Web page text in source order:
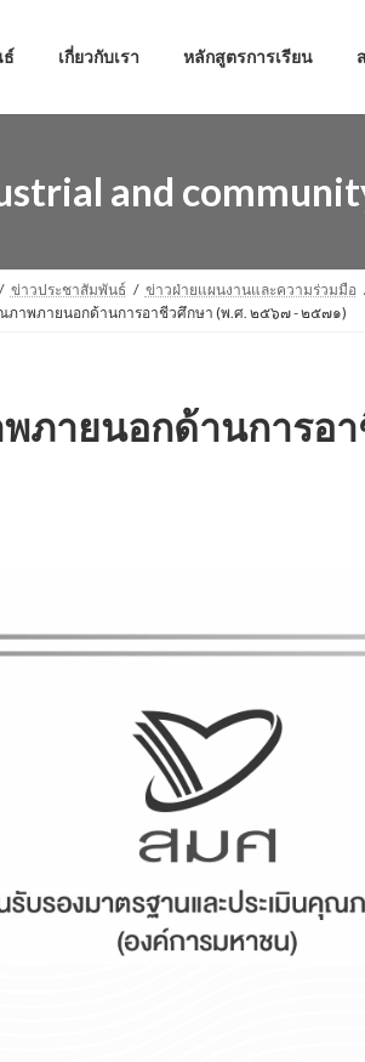
ธ์ เกี่ยวกับเรา หลักสูตรการเรียน
and
ข่าวประชาสัมพันธ์ ข่าวฝ่ายแผนงานและความร่วมมือ
ภาพภายนอกด้านการอาชีวศึกษา (พ.ศ. ๒๕๖๗ - ๒๕๗๑)
ภายนอกด้านการอ